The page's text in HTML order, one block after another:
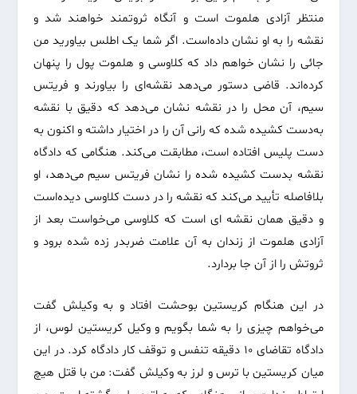
منتظر آزادی هلموت است و آنگاه ثروتمند خواهند شد و
نقشه را به او نشان داده‌است. اگر شما یک اطلس بیاورید من
جائی را نشان خواهم داد که کلاوسی و هلموت پول را پنهان
کرده‌اند. قاضی دستور می‌دهد نقشه‌ای را بیاورند و فریتس
سیم، آن محل را در نقشه نشان می‌دهد که دقیق با نقشه
به‌دست کشیده شده که رانی آن را در اختیار داشته و اکنون به
دست پلیس افتاده است، مطابقت می‌کند. هنگامی که دادگاه
نقشه بدست کشیده شده را نشان فریتس سیم می‌دهد، او
بلافاصله تأیید می‌کند که نقشه را در دست کلاوسی دیده‌است
و دقیق همان نقشه ای است که کلاوسی می‌خواست بعد از
آزادی هلموت از زندان به آن علامت ضربدر زده شده برود و
ثروتش را از آن جا بردارد.
در این هنگام کریستین بوحشت افتاد و به وکیلش گفت
می‌خواهم چیزی را به شما بگویم و وکیل کریستین لوس، از
دادگاه تقاضای ۱۰ دقیقه تنفس و توقف کار دادگاه کرد. در این
میان کریستین با ترس و لرز به وکیلش گفت: من با قتل هیچ